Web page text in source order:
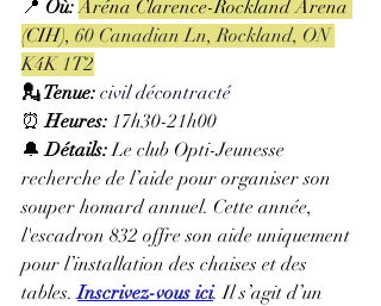
📍 Où: Aréna Clarence-Rockland Arena
(CIH), 60 Canadian Ln, Rockland, ON
K4K 1T2
💂 Tenue: civil décontracté
⏰ Heures: 17h30-21h00
🔔 Détails: Le club Opti-Jeunesse
recherche de l’aide pour organiser son
souper homard annuel. Cette année,
l'escadron 832 offre son aide uniquement
pour l’installation des chaises et des
tables. Inscrivez-vous ici. Il s’agit d’un